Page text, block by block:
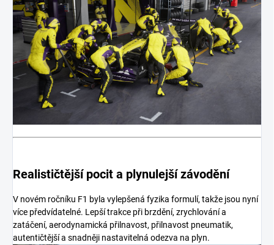
Realističtější pocit a plynulejší závodění
V novém ročníku F1 byla vylepšená fyzika formulí, takže jsou nyní
více předvídatelné. Lepší trakce při brzdění, zrychlování a
zatáčení, aerodynamická přilnavost, přilnavost pneumatik,
autentičtější a snadněji nastavitelná odezva na plyn.